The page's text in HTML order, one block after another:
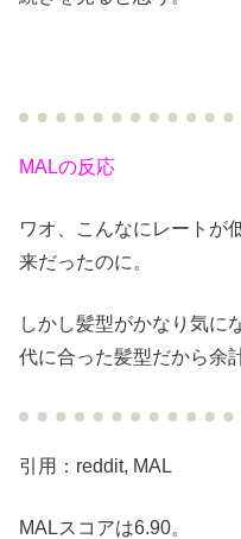
MALの反応
ワオ、こんなにレートが
来だったのに。
しかし髪型がかなり気に
代に合った髪型だから余
引用：reddit, MAL
MALスコアは6.90。